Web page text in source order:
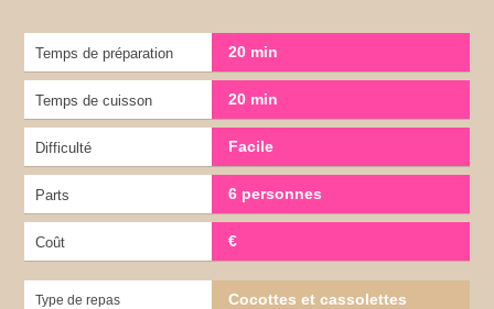
Temps de préparation 20 min
Temps de cuisson 20 min
Difficulté Facile
Parts 6 personnes
Coût €
Type de repas
Cocottes et cassolettes